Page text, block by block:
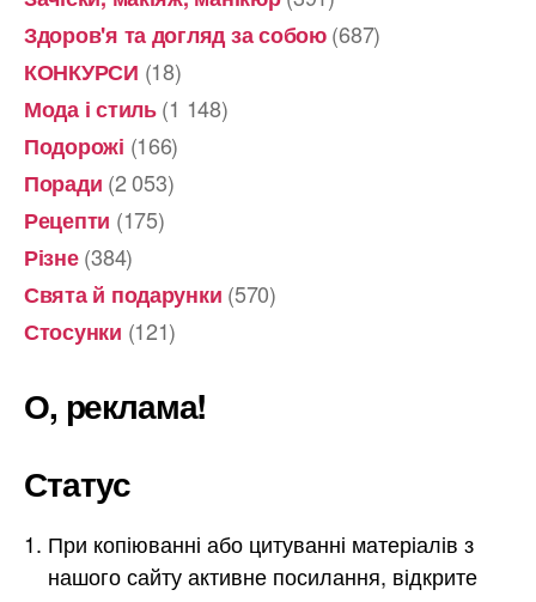
Здоров'я та догляд за собою(687)
КОНКУРСИ (18)
Мода і стиль(1 148)
Подорожі (166)
Поради (2 053)
Рецепти (175)
Різне(384)
Свята й подарунки (570)
Стосунки (121)
О, реклама!
Статус
При копіюванні або цитуванні матеріалів з
нашого сайту активне посилання, відкрите